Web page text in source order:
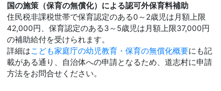
国の施策（保育の無償化）による認可外保育料補助
住民税非課税世帯で保育認定のある0～2歳児は月額上限
42,000円、保育認定のある3～5歳児は月額上限37,000円
の補助給付を受けられます。
詳細はこども家庭庁の幼児教育・保育の無償化概要にも記
載がある通り、自治体への申請となるため、道志村に申請
方法をお問合せください。